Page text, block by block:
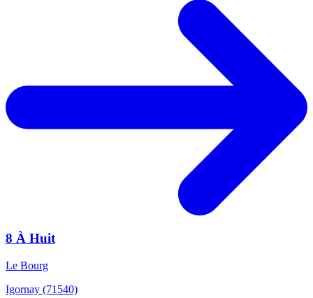
8 À Huit
Le Bourg
Igornay (71540)